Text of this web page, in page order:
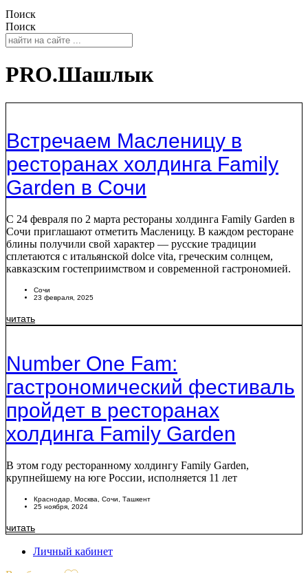
Поиск
Поиск
PRO.Шашлык
Встречаем Масленицу в
ресторанах холдинга Family
Garden в Сочи
С 24 февраля по 2 марта рестораны холдинга Family Garden в
Сочи приглашают отметить Масленицу. В каждом ресторане
блины получили свой характер — русские традиции
сплетаются с итальянской dolce vita, греческим солнцем,
кавказским гостеприимством и современной гастрономией.
Сочи
23 февраля, 2025
читать
Number One Fam:
гастрономический фестиваль
пройдет в ресторанах
холдинга Family Garden
В этом году ресторанному холдингу Family Garden,
крупнейшему на юге России, исполняется 11 лет
Краснодар, Москва, Сочи, Ташкент
25 ноября, 2024
читать
Личный кабинет